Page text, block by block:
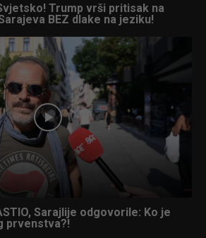
Trump vrši pritisak na
BEZ dlake na jeziku!
Sarajlije odgovorile: Ko je
prvenstva?!